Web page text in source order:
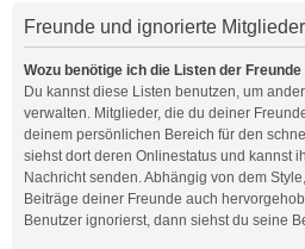
Freunde und ignorierte Mitglieder
Wozu benötige ich die Listen der
Du kannst diese Listen benutzen, um
verwalten. Mitglieder, die du deiner
deinem persönlichen Bereich für den
siehst dort deren Onlinestatus und kannst
Nachricht senden. Abhängig von dem
Beiträge deiner Freunde auch
Benutzer ignorierst, dann siehst du seine